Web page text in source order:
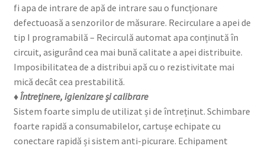
fi apa de intrare de apă de intrare sau o funcționare
defectuoasă a senzorilor de măsurare. Recirculare a apei de
tip I programabilă – Recirculă automat apa conținută în
circuit, asigurând cea mai bună calitate a apei distribuite.
Imposibilitatea de a distribui apă cu o rezistivitate mai
mică decât cea prestabilită.
♦ Întreținere, igienizare și calibrare
Sistem foarte simplu de utilizat și de întreținut. Schimbare
foarte rapidă a consumabilelor, cartușe echipate cu
conectare rapidă și sistem anti-picurare. Echipament